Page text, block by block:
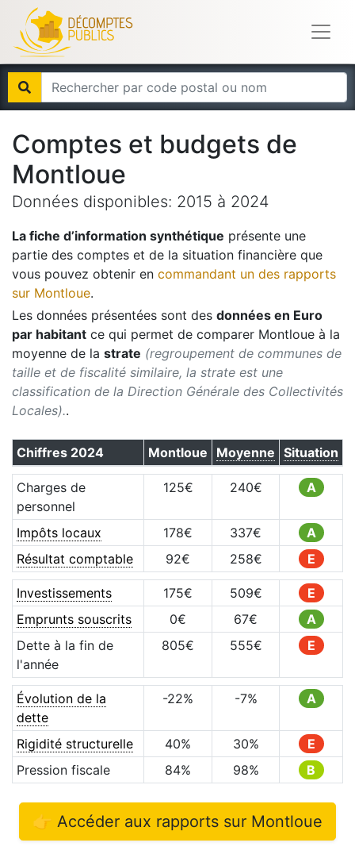
Comptes et budgets de
Montloue
Données disponibles: 2015 à 2024
La fiche d’information synthétique présente une
partie des comptes et de la situation financière que
vous pouvez obtenir en commandant un des rapports
sur Montloue.
Les données présentées sont des données en Euro
par habitant ce qui permet de comparer Montloue à la
moyenne de la strate (regroupement de communes de
taille et de fiscalité similaire, la strate est une
classification de la Direction Générale des Collectivités
Locales)..
Chiffres 2024 Montloue Moyenne Situation
Charges de
personnel
125€ 240€ A
Impôts locaux 178€ 337€
A
Résultat comptable
92€ 258€ E
Investissements 175€ 509€
E
Emprunts souscrits
0€ 67€
A
Dette à la fin de
l'année
805€ 555€ E
Évolution de la
dette
-22% -7% A
Rigidité structurelle 40% 30%
E
Pression fiscale
84% 98% B
👉 Accéder aux rapports sur Montloue